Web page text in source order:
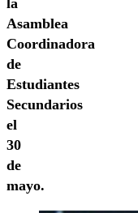
Asamblea
Coordinadora
de
Estudiantes
Secundarios
el
30
de
mayo.